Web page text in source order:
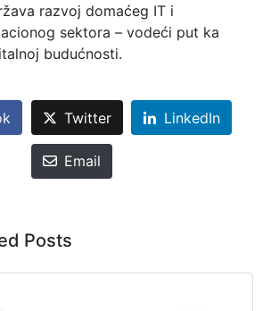
razvoj domaćeg IT i
sektora – vodeći put ka
budućnosti.
Twitter LinkedIn
Email
Posts